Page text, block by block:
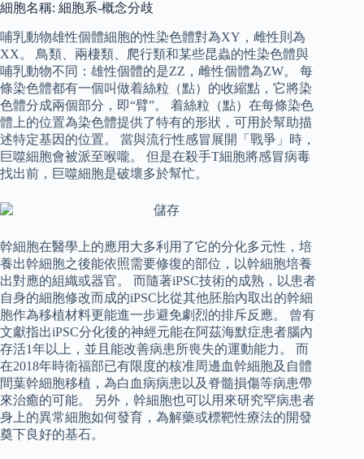
細胞名稱: 細胞系-概念分歧
哺乳動物雄性個體細胞的性染色體對為XY，雌性則為
XX。 鳥類、兩棲類、爬行類和某些昆蟲的性染色體與
哺乳動物不同：雄性個體的是ZZ，雌性個體為ZW。 每
條染色體都有一個叫做着絲粒（點）的收縮點，它將染
色體分成兩個部分，即“臂”。 着絲粒（點）在每條染色
體上的位置為染色體提供了特有的形狀，可用於幫助描
述特定基因的位置。 當與流行性感冒展開「戰爭」時，
巨噬細胞會被派至喉嚨。 但是在殺手T細胞將感冒病毒
找出前，巨噬細胞是破壞多於幫忙。
幹細胞在醫學上的應用大多利用了它的分化多元性，培
養出幹細胞之後能依照需要修復的部位，以幹細胞培養
出對應的組織或器官。 而隨著iPSC技術的成熟，以患者
自身的細胞修改而成的iPSC比從其他胚胎內取出的幹細
胞作為移植材料更能進一步避免劇烈的排斥反應。 曾有
文獻指出iPSC分化後的神經元能在阿茲海默症患者腦內
存活1年以上，並且能改善病患所喪失的運動能力。 而
在2018年時衛福部已有限度的核准周邊血幹細胞及自體
間葉幹細胞移植，為白血病病患以及脊髓損傷等病患帶
來治癒的可能。 另外，幹細胞也可以用來研究罕病患者
身上的異常細胞如何發育，為解藥或標靶性療法的開發
奠下良好的基石。